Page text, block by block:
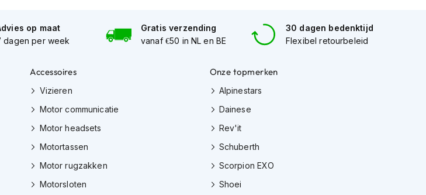
op maat
dagen per week
Gratis verzending
vanaf €50 in NL en BE
30 dagen bedenktijd
Flexibel retourbeleid
Accessoires
Vizieren
Motor communicatie
Motor headsets
Motortassen
Motor rugzakken
Motorsloten
Onze topmerken
Alpinestars
Dainese
Rev'it
Schuberth
Scorpion EXO
Shoei